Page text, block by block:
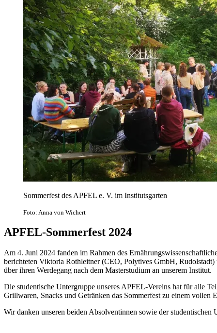
Sommerfest des APFEL e. V. im Institutsgarten
Foto: Anna von Wichert
APFEL-Sommerfest 2024
Am 4. Juni 2024 fanden im Rahmen des
berichteten Viktoria Rothleitner (CEO, Polytives GmbH,
über ihren Werdegang nach dem Masterstudium an unserem Institut.
Die studentische Untergruppe unseres APFEL-Vereins hat für alle
Grillwaren, Snacks und Getränken das Sommerfest zu einem vollen
Wir danken unseren beiden Absolventinnen sowie der